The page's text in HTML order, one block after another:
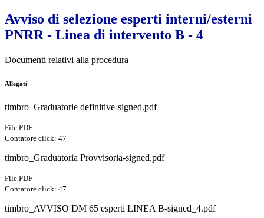
Avviso di selezione esperti interni/esterni
PNRR - Linea di intervento B - 4
Documenti relativi alla procedura
Allegati
timbro_Graduatorie definitive-signed.pdf
File PDF
Contatore click: 47
timbro_Graduatoria Provvisoria-signed.pdf
File PDF
Contatore click: 47
timbro_AVVISO DM 65 esperti LINEA B-signed_4.pdf